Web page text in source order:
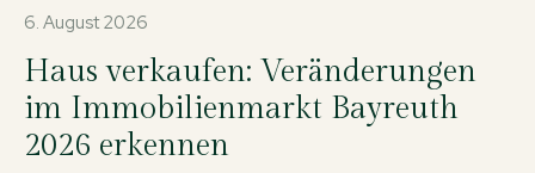
6. August 2026
Haus verkaufen: Veränderungen
im Immobilienmarkt Bayreuth
2026 erkennen